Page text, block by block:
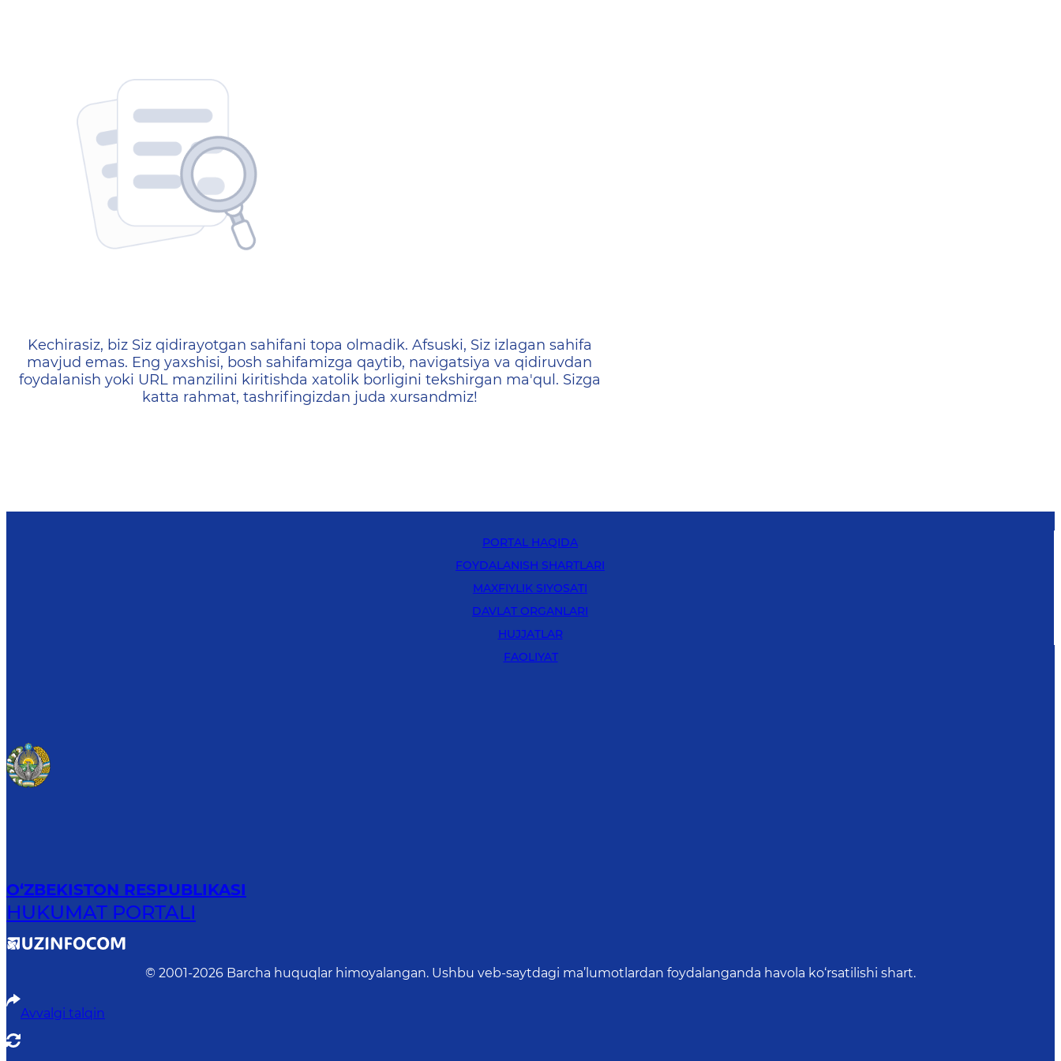
404 — Страница не найдена
Kechirasiz, biz Siz qidirayotgan sahifani topa olmadik. Afsuski, Siz izlagan sahifa
mavjud emas. Eng yaxshisi, bosh sahifamizga qaytib, navigatsiya va qidiruvdan
foydalanish yoki URL manzilini kiritishda xatolik borligini tekshirgan ma'qul. Sizga
katta rahmat, tashrifingizdan juda xursandmiz!
PORTAL HAQIDA
FOYDALANISH SHARTLARI
MAXFIYLIK SIYOSATI
DAVLAT ORGANLARI
HUJJATLAR
FAOLIYAT
O‘ZBEKISTON RESPUBLIKASI
HUKUMAT PORTALI
© 2001-2026 Barcha huquqlar himoyalangan. Ushbu veb-saytdagi ma’lumotlardan foydalanganda havola ko‘rsatilishi shart.
Avvalgi talqin